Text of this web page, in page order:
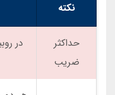
نکته
حداکثر
ضریب